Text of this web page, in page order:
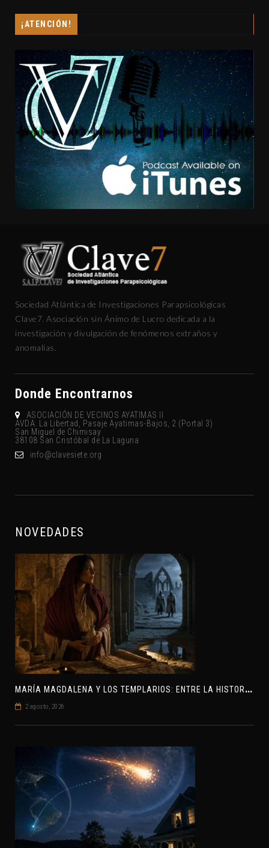
¡ATENCIÓN!
Sociedad Atlántica de Investigaciones Parapsicológicas
Clave7. Asociación sin Ánimo de Lucro dedicada a la
investigación y divulgación de fenómenos extraños y
anomalías.
Donde Encontrarnos
ASOCIACIÓN DE VECINOS AYATIMAS II
AVDA. La Libertad, Pasaje Ayatimas-Bajos, 2 (Portal 3)
San Miguel de Chimisay
38108 San Cristóbal de La Laguna
gro.eteisevalc@ofni
NOVEDADES
M
ARÍA MAGDALENA Y LOS TEMPLARIOS: ENTRE LA HISTORIA Y EL MISTERIO
2 agosto, 2026